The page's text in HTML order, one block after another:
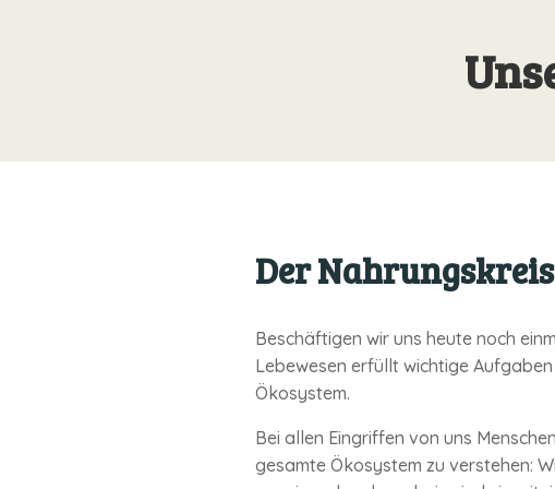
Der
Beschäftigen wir uns heute noch
Lebewesen erfüllt wichtige
Ökosystem.
Bei allen Eingriffen von uns
gesamte Öko­system zu verstehen: